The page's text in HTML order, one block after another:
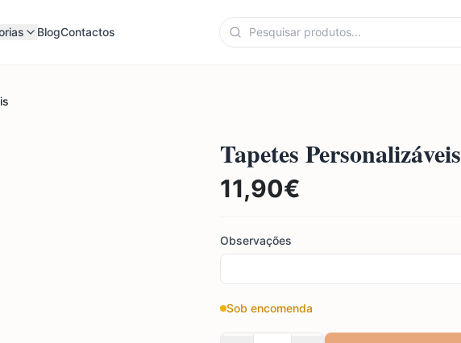
BlogContactos
Tapetes Personalizáveis
11,90€
Observações
Sob encomenda